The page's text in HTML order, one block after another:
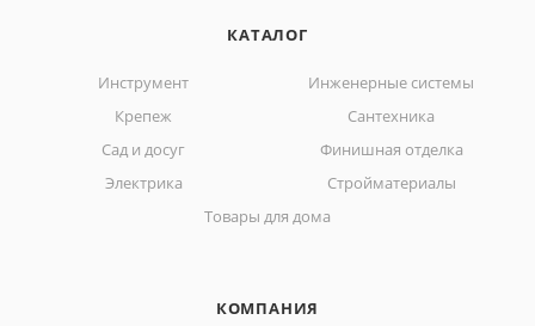
КАТАЛОГ
Инструмент
Инженерные системы
Крепеж
Сантехника
Сад и досуг
Финишная отделка
Электрика
Стройматериалы
Товары для дома
КОМПАНИЯ